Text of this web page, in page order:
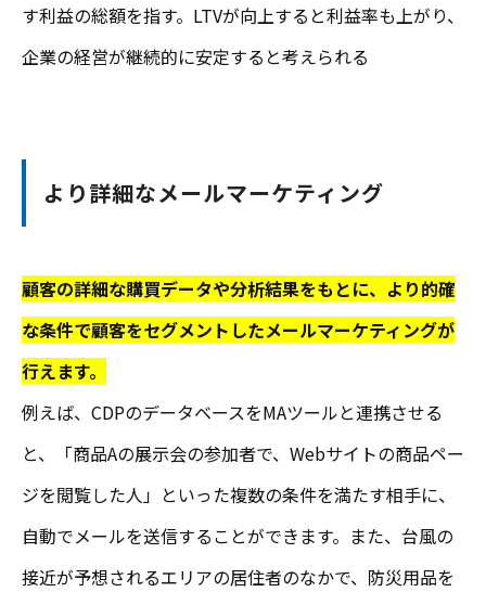
す利益の総額を指す。LTVが向上すると利益率も上がり、
企業の経営が継続的に安定すると考えられる
より詳細なメールマーケティング
顧客の詳細な購買データや分析結果をもとに、より的確
な条件で顧客をセグメントしたメールマーケティングが
行えます。
例えば、CDPのデータベースをMAツールと連携させる
と、「商品Aの展示会の参加者で、Webサイトの商品ペー
ジを閲覧した人」といった複数の条件を満たす相手に、
自動でメールを送信することができます。また、台風の
接近が予想されるエリアの居住者のなかで、防災用品を